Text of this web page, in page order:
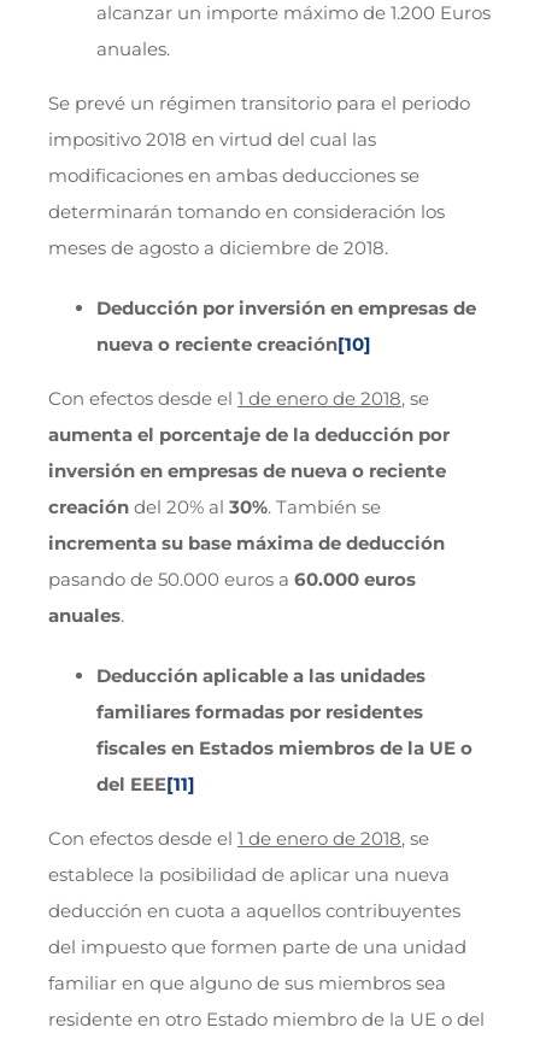
alcanzar un importe máximo de 1.200 Euros
anuales.
Se prevé un régimen transitorio para el periodo
impositivo 2018 en virtud del cual las
modificaciones en ambas deducciones se
determinarán tomando en consideración los
meses de agosto a diciembre de 2018.
Deducción por inversión en empresas de
nueva o reciente creación[10]
Con efectos desde el 1 de enero de 2018, se
aumenta el porcentaje de la deducción por
inversión en empresas de nueva o reciente
creación del 20% al 30%. También se
incrementa su base máxima de deducción
pasando de 50.000 euros a 60.000 euros
anuales.
Deducción aplicable a las unidades
familiares formadas por residentes
fiscales en Estados miembros de la UE o
del EEE[11]
Con efectos desde el 1 de enero de 2018, se
establece la posibilidad de aplicar una nueva
deducción en cuota a aquellos contribuyentes
del impuesto que formen parte de una unidad
familiar en que alguno de sus miembros sea
residente en otro Estado miembro de la UE o del